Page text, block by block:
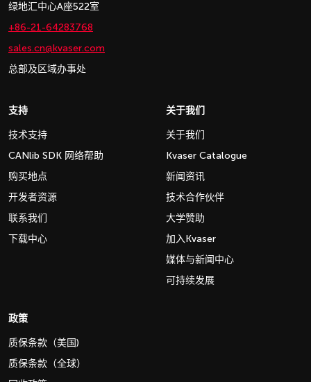
绿地汇中心A座522室
+86-21-64283768
sales.cn@kvaser.com
总部及区域办事处
支持
技术支持
CANlib SDK 网络帮助
购买地点
开发者资源
联系我们
下载中心
关于我们
关于我们
Kvaser Catalogue
新闻资讯
技术合作伙伴
大学赞助
加入Kvaser
媒体与新闻中心
可持续发展
政策
质保条款（美国)
质保条款（全球）